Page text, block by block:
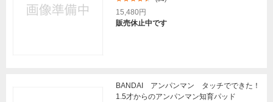
15,480円
販売休止中です
BANDAI アンパンマン タッチでできた！
1.5才からのアンパンマン知育パッド